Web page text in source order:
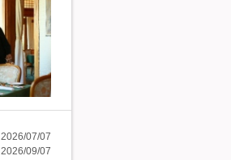
2026/07/07
2026/09/07